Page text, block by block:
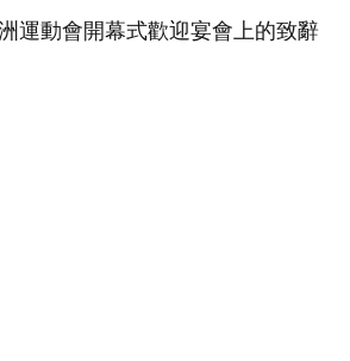
運動會開幕式歡迎宴會上的致辭